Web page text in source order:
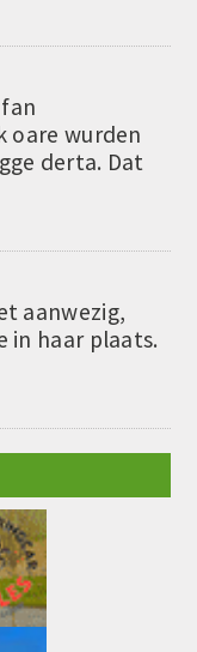
oare wurden
derta. Dat
aanwezig,
in haar plaats.